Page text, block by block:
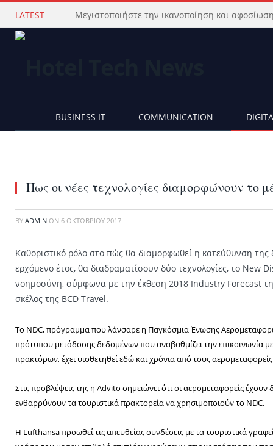
LATEST
BUSINESS IT COMMUNICATION
Πως οι νέες τεχνολογίες διαμορφώνουν το
BY ADMIN ON 6 ΟΚΤΩΒΡΊΟΥ 2017
Kαθοριστικό ρόλο στο πώς θα διαμορφωθεί η κατεύθυνση
ερχόμενο έτος, θα διαδραματίσουν δύο τεχνολογίες, το New
νοημοσύνη, σύμφωνα με την έκθεση 2018 Industry Forecast
σκέλος της BCD Travel.
Το NDC, πρόγραμμα που λάνσαρε η Παγκόσμια Ένωσης
πρότυπου μετάδοσης δεδομένων που αναβαθμίζει την επικοινωνία
πρακτόρων, έχει υιοθετηθεί εδώ και χρόνια από τους
Στις προβλέψεις της η Advito σημειώνει ότι οι αερομεταφορείς έχουν
ενθαρρύνουν τα τουριστικά πρακτορεία να χρησιμοποιούν το NDC.
Η Lufthansa προωθεί τις απευθείας συνδέσεις με τα τουριστικά